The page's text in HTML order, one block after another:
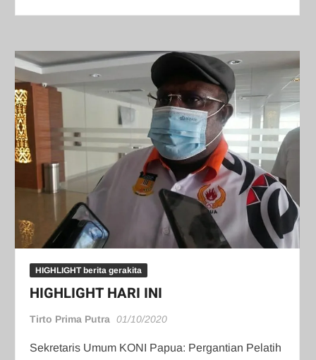
HIGHLIGHT berita gerakita
HIGHLIGHT HARI INI
Tirto Prima Putra 01/10/2020
Sekretaris Umum KONI Papua: Pergantian Pelatih